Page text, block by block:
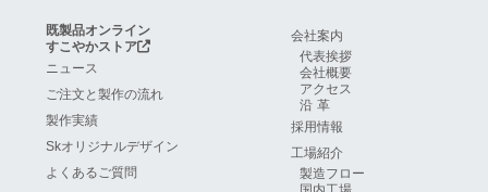
既製品オンライン
すこやかストア
ニュース
ご注文と製作の流れ
製作実績
Skオリジナルデザイン
よくあるご質問
会社案内
代表挨拶
会社概要
アクセス
沿革
採用情報
工場紹介
製造フロー